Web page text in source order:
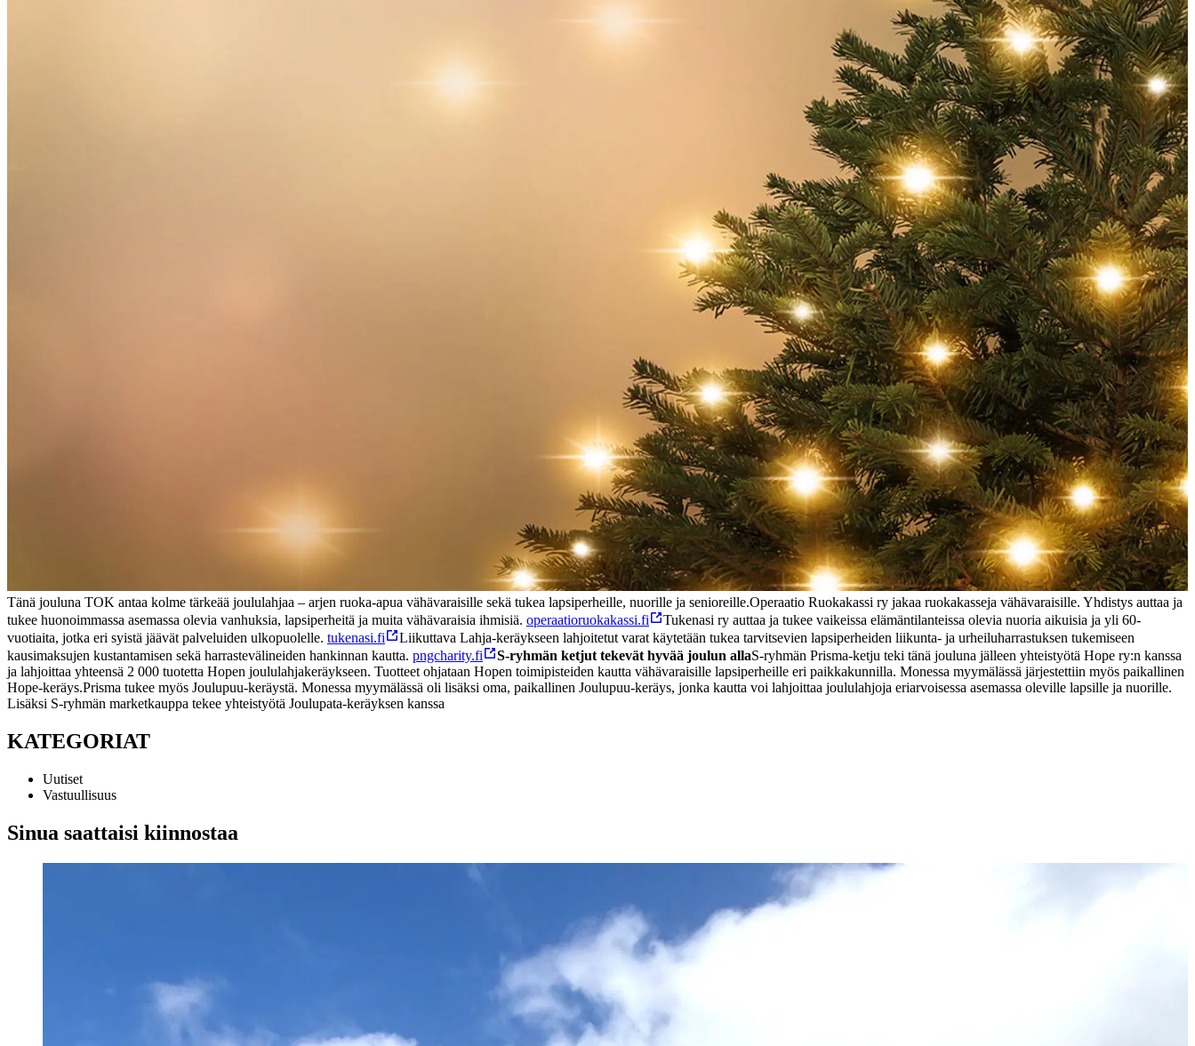
Tänä jouluna TOK antaa kolme tärkeää joululahjaa – arjen ruoka-apua vähävaraisille sekä tukea lapsiperheille, nuorille ja senioreille.Operaatio Ruokakassi ry jakaa ruokakasseja vähävaraisille. Yhdistys auttaa ja
tukee huonoimmassa asemassa olevia vanhuksia, lapsiperheitä ja muita vähävaraisia ihmisiä. operaatioruokakassi.fi
Tukenasi ry auttaa ja tukee vaikeissa elämäntilanteissa olevia nuoria aikuisia ja yli 60-
vuotiaita, jotka eri syistä jäävät palveluiden ulkopuolelle. tukenasi.fi
Liikuttava Lahja-keräykseen lahjoitetut varat käytetään tukea tarvitsevien lapsiperheiden liikunta- ja urheiluharrastuksen tukemiseen
kausimaksujen kustantamisen sekä harrastevälineiden hankinnan kautta. pngcharity.fi S-ryhmän ketjut tekevät hyvää joulun allaS-ryhmän Prisma-ketju teki tänä jouluna jälleen yhteistyötä Hope ry:n kanssa
ja lahjoittaa yhteensä 2 000 tuotetta Hopen joululahjakeräykseen. Tuotteet ohjataan Hopen toimipisteiden kautta vähävaraisille lapsiperheille eri paikkakunnilla. Monessa myymälässä järjestettiin myös paikallinen
Hope-keräys.Prisma tukee myös Joulupuu-keräystä. Monessa myymälässä oli lisäksi oma, paikallinen Joulupuu-keräys, jonka kautta voi lahjoittaa joululahjoja eriarvoisessa asemassa oleville lapsille ja nuorille.
Lisäksi S-ryhmän marketkauppa tekee yhteistyötä Joulupata-keräyksen kanssa
KATEGORIAT
Uutiset
Vastuullisuus
Sinua saattaisi kiinnostaa